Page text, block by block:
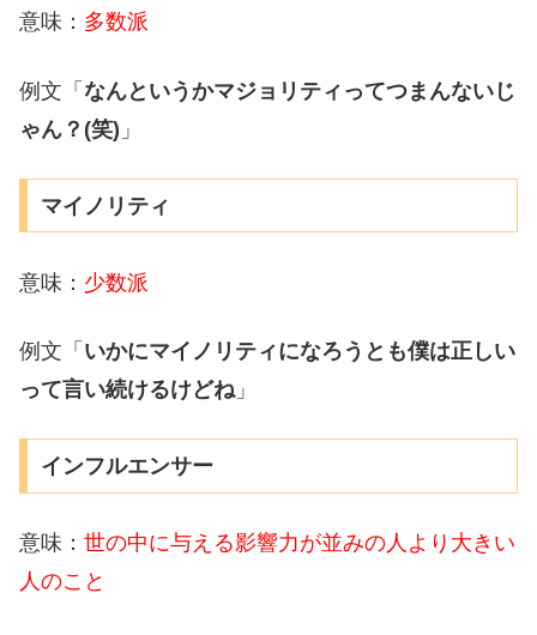
意味： 多数派
例文「 なんというかマジョリティってつまんないじ
ゃん？(笑) 」
マイノリティ
意味： 少数派
例文「 いかにマイノリティになろうとも僕は正しい
って言い続けるけどね 」
インフルエンサー
意味： 世の中に与える影響力が並みの人より大きい
人のこと